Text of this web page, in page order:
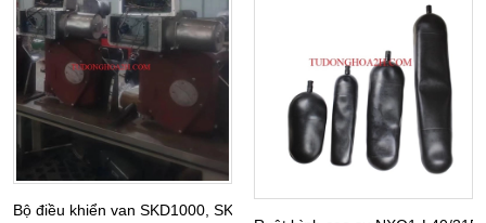
Bộ điều khiển van SKD1000, SKD1500 - Hãng Tianjin Baoheng